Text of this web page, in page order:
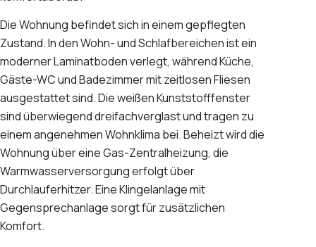
Die Wohnung befindet sich in einem gepflegten
Zustand. In den Wohn- und Schlafbereichen ist ein
moderner Laminatboden verlegt, während Küche,
Gäste-WC und Badezimmer mit zeitlosen Fliesen
ausgestattet sind. Die weißen Kunststofffenster
sind überwiegend dreifachverglast und tragen zu
einem angenehmen Wohnklima bei. Beheizt wird die
Wohnung über eine Gas-Zentralheizung, die
Warmwasserversorgung erfolgt über
Durchlauferhitzer. Eine Klingelanlage mit
Gegensprechanlage sorgt für zusätzlichen
Komfort.